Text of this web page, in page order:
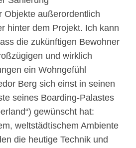
Objekte außerordentlich
hinter dem Projekt. Ich kann
die zukünftigen Bewohner
und wirklich
ein Wohngefühl
Berg sich einst in seinen
seines Boarding-Palastes
gewünscht hat:
weltstädtischem Ambiente
die heutige Technik und